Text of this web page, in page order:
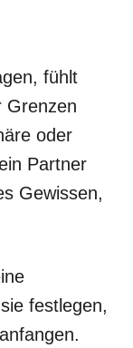
fühlt
Grenzen
oder
Partner
Gewissen,
festlegen,